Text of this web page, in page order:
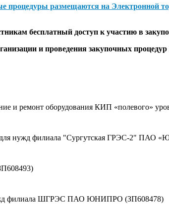
процедуры размещаются на Электронной
бесплатный доступ к участию в
и проведения закупочных
и ремонт оборудования КИП «полевого»
для нужд филиала "Сургутская ГРЭС-2" ПАО
филиала ШГРЭС ПАО ЮНИПРО (ЗП608478)